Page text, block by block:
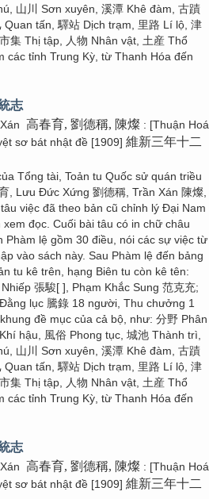
山川 Sơn xuyên, 溪潭 Khê đàm, 古蹟
tấn, 驛站 Dịch trạm, 里路 Lí lộ, 津
集 Thị tập, 人物 Nhân vật, 土産 Thổ
các tỉnh Trung Kỳ, từ Thanh Hóa đến
志
高春育, 劉德稱, 陳燦 : [Thuận Hoá
sơ bát nhật đề [1909] 維新三年十二
Tổng tài, Toản tu Quốc sử quán triều
, Lưu Đức Xứng 劉德稱, Trần Xán 陳燦,
việc đã theo bản cũ chỉnh lý Đại Nam
đọc. Cuối bài tâu có in chữ châu
Phàm lệ gồm 30 điều, nói các sự việc từ
vào sách này. Sau Phàm lệ đến bảng
tu kê trên, hạng Biên tu còn kê tên:
張駿[ ], Phạm Khắc Sung 范克充;
lục 騰錄 18 người, Thu chưởng 1
đề mục của cả bộ, như: 分野 Phân
hậu, 風俗 Phong tục, 城池 Thành trì,
山川 Sơn xuyên, 溪潭 Khê đàm, 古蹟
tấn, 驛站 Dịch trạm, 里路 Lí lộ, 津
集 Thị tập, 人物 Nhân vật, 土産 Thổ
các tỉnh Trung Kỳ, từ Thanh Hóa đến
志
高春育, 劉德稱, 陳燦 : [Thuận Hoá
sơ bát nhật đề [1909] 維新三年十二